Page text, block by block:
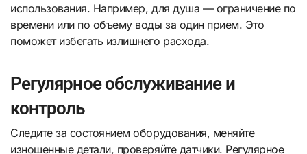
использования. Например, для душа — ограничение по
времени или по объему воды за один прием. Это
поможет избегать излишнего расхода.
Регулярное обслуживание и
контроль
Следите за состоянием оборудования, меняйте
изношенные детали, проверяйте датчики. Регулярное